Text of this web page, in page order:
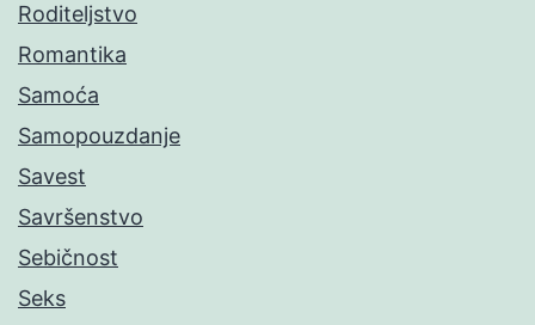
Roditeljstvo
Romantika
Samoća
Samopouzdanje
Savest
Savršenstvo
Sebičnost
Seks